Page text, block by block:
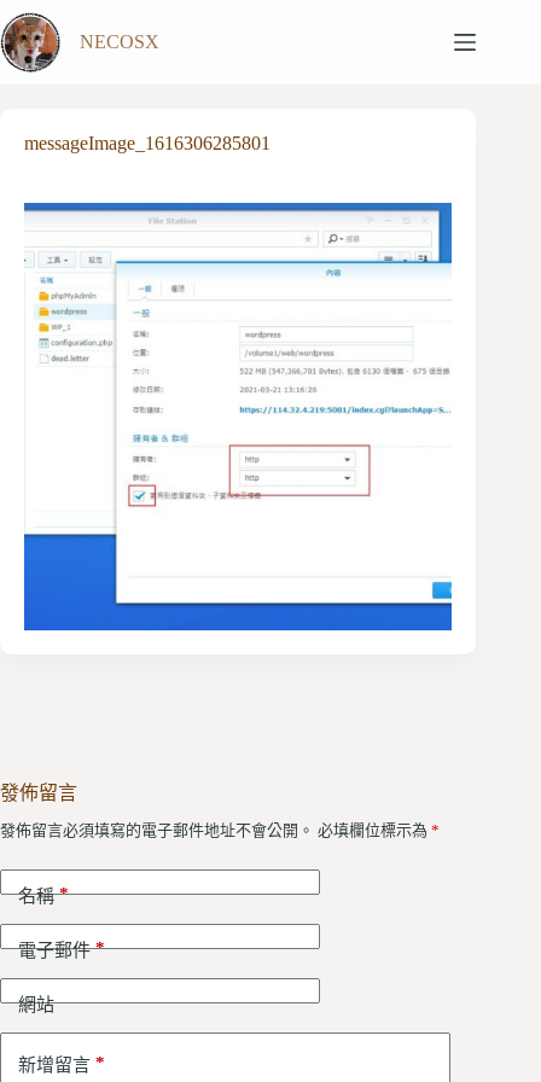
跳
至
主
NECOSX
messageImage_1616306285801
發佈留言
發佈留言必須填寫的電子郵件地址不會公開。 必填欄位標示為 *
名稱*
電子郵件*
網站
新增留言 *